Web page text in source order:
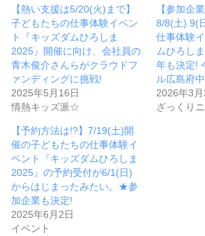
【熱い支援は5/20(火)まで】
子どもたちの仕事体験イベン
ト『キッズダムひろしま
2025』開催に向け、会社員の
青木俊介さんらがクラウドフ
ァンディングに挑戦!
2025年5月16日
情熱キッズ派☆
【参加企
8/8(土).9(
仕事体験
ムひろし
年も決定!
ル広島府
2026年3月
ざっくり
【予約方法は!?】7/19(土)開
催の子どもたちの仕事体験イ
ベント『キッズダムひろしま
2025』の予約受付が6/1(日)
からはじまったみたい。★参
加企業も決定!
2025年6月2日
イベント